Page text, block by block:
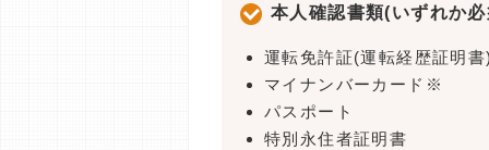
本人確認書類(いずれか
運転免許証(運転経歴証明
マイナンバーカード※
パスポート
特別永住者証明書